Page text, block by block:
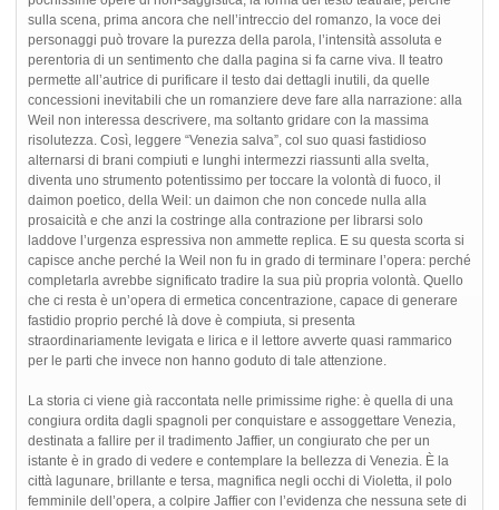
sulla scena, prima ancora che nell’intreccio del romanzo, la voce dei
personaggi può trovare la purezza della parola, l’intensità assoluta e
perentoria di un sentimento che dalla pagina si fa carne viva. Il teatro
permette all’autrice di purificare il testo dai dettagli inutili, da quelle
concessioni inevitabili che un romanziere deve fare alla narrazione: alla
Weil non interessa descrivere, ma soltanto gridare con la massima
risolutezza. Così, leggere “Venezia salva”, col suo quasi fastidioso
alternarsi di brani compiuti e lunghi intermezzi riassunti alla svelta,
diventa uno strumento potentissimo per toccare la volontà di fuoco, il
daimon poetico, della Weil: un daimon che non concede nulla alla
prosaicità e che anzi la costringe alla contrazione per librarsi solo
laddove l’urgenza espressiva non ammette replica. E su questa scorta si
capisce anche perché la Weil non fu in grado di terminare l’opera: perché
completarla avrebbe significato tradire la sua più propria volontà. Quello
che ci resta è un’opera di ermetica concentrazione, capace di generare
fastidio proprio perché là dove è compiuta, si presenta
straordinariamente levigata e lirica e il lettore avverte quasi rammarico
per le parti che invece non hanno goduto di tale attenzione.
La storia ci viene già raccontata nelle primissime righe: è quella di una
congiura ordita dagli spagnoli per conquistare e assoggettare Venezia,
destinata a fallire per il tradimento Jaffier, un congiurato che per un
istante è in grado di vedere e contemplare la bellezza di Venezia. È la
città lagunare, brillante e tersa, magnifica negli occhi di Violetta, il polo
femminile dell’opera, a colpire Jaffier con l’evidenza che nessuna sete di